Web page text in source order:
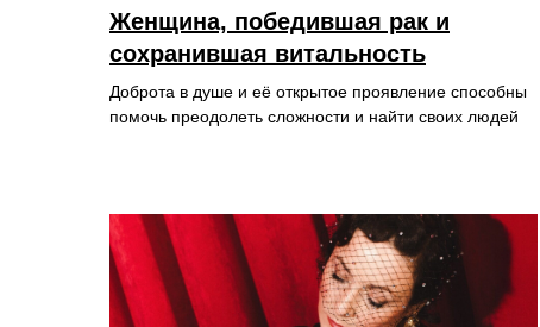
Женщина, победившая рак и
сохранившая витальность
Доброта в душе и её открытое проявление способны
помочь преодолеть сложности и найти своих людей